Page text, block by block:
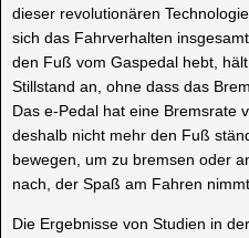
dieser revolutionären
sich das Fahrverhalten
den Fuß vom Gaspedal hebt,
Stillstand an, ohne dass das
Das e-Pedal hat eine Bremsrate
deshalb nicht mehr den Fuß
bewegen, um zu bremsen oder
nach, der Spaß am Fahren
Die Ergebnisse von Studien in